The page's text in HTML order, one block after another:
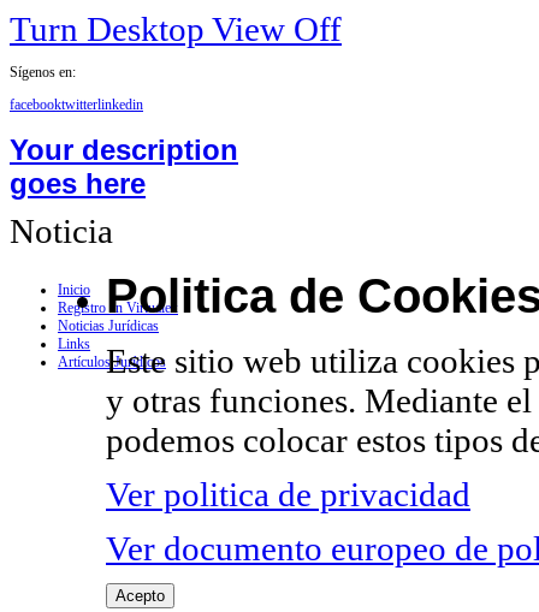
Turn Desktop View Off
Sígenos en:
facebooktwitterlinkedin
Your description
goes here
Inicio
Registro en Virtualex
Noticias Jurídicas
Links
Artículos Jurídicos
Noticia
Politica de
Este sitio web utiliza cookies
y otras funciones. Mediante
podemos colocar estos tipos
Ver politica de privacidad
Ver documento europeo de
Acepto